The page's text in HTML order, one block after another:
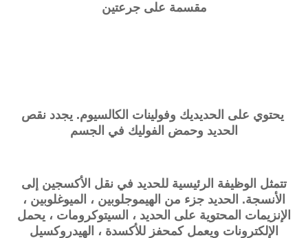
مقسمة على جرعتين
يحتوي على الحديديك وفولينات الكالسيوم. يجدد نقص
الحديد وحمض الفوليك في الجسم
تتمثل الوظيفة الرئيسية للحديد في نقل الأكسجين إلى
الأنسجة. الحديد جزء من الهيموجلوبين ، الميوغلوبين ،
الإنزيمات المحتوية على الحديد ، السيتوكرومات ، يحمل
الإلكترونات ويعمل كمحفز للأكسدة ، الهيدروكسيل